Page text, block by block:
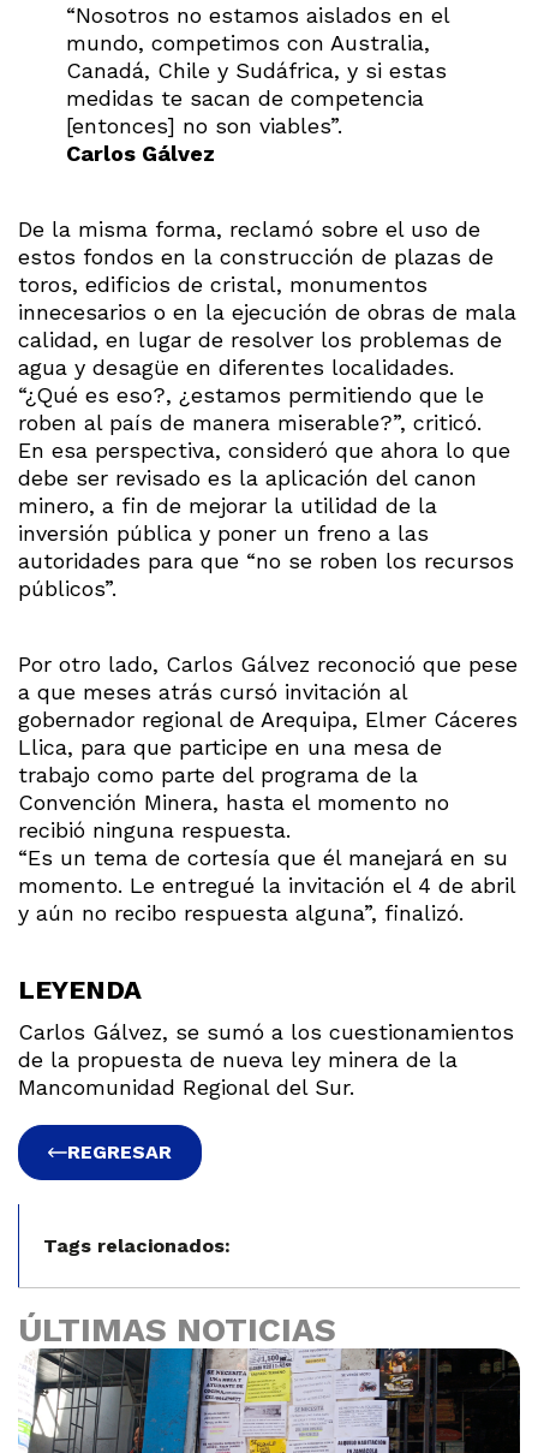
“Nosotros no estamos aislados en el
mundo, competimos con Australia,
Canadá, Chile y Sudáfrica, y si estas
medidas te sacan de competencia
[entonces] no son viables”.
Carlos Gálvez
De la misma forma, reclamó sobre el uso de
estos fondos en la construcción de plazas de
toros, edificios de cristal, monumentos
innecesarios o en la ejecución de obras de mala
calidad, en lugar de resolver los problemas de
agua y desagüe en diferentes localidades.
“¿Qué es eso?, ¿estamos permitiendo que le
roben al país de manera miserable?”, criticó.
En esa perspectiva, consideró que ahora lo que
debe ser revisado es la aplicación del canon
minero, a fin de mejorar la utilidad de la
inversión pública y poner un freno a las
autoridades para que “no se roben los recursos
públicos”.
Por otro lado, Carlos Gálvez reconoció que pese
a que meses atrás cursó invitación al
gobernador regional de Arequipa, Elmer Cáceres
Llica, para que participe en una mesa de
trabajo como parte del programa de la
Convención Minera, hasta el momento no
recibió ninguna respuesta.
“Es un tema de cortesía que él manejará en su
momento. Le entregué la invitación el 4 de abril
y aún no recibo respuesta alguna”, finalizó.
LEYENDA
Carlos Gálvez, se sumó a los cuestionamientos
de la propuesta de nueva ley minera de la
Mancomunidad Regional del Sur.
REGRESAR
Tags relacionados:
ÚLTIMAS NOTICIAS